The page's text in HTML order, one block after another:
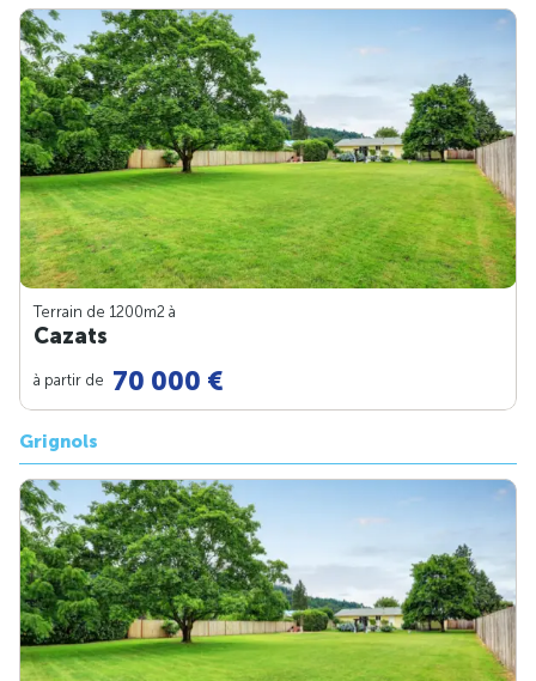
Terrain de 1200m2 à
Cazats
à partir de 70 000 €
Grignols